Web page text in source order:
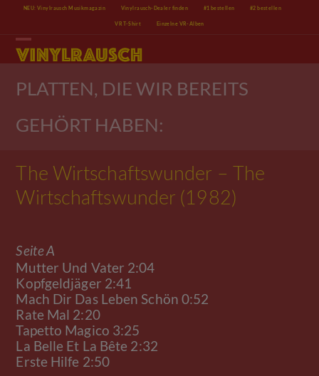
content
NEU: Vinylrausch Musikmagazin Vinylrausch-Dealer finden #1 bestellen #2 bestellen
VR T-Shirt Einzelne VR-Alben
Open
mobile
menu
Close
mobile
menu
PLATTEN, DIE WIR BEREITS
GEHÖRT HABEN:
The Wirtschaftswunder – The
Wirtschaftswunder (1982)
Seite A
Mutter Und Vater 2:04
Kopfgeldjäger 2:41
Mach Dir Das Leben Schön 0:52
Rate Mal 2:20
Tapetto Magico 3:25
La Belle Et La Bête 2:32
Erste Hilfe 2:50